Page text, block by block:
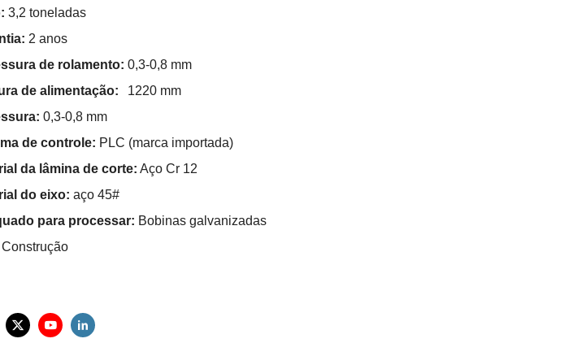
3,2 toneladas
2 anos
de rolamento: 0,3-0,8 mm
de alimentação:
1220 mm
0,3-0,8 mm
de controle: PLC (marca importada)
da lâmina de corte: Aço Cr 12
do eixo: aço 45#
para processar: Bobinas galvanizadas
Construção